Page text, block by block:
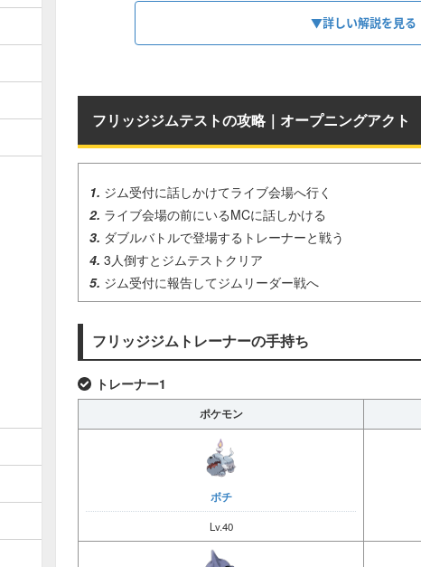
▼詳しい解説を見る
①
フリッジジムテストの攻略｜オープニングアクト
ジム受付に話しかけてライブ会場へ行く
ライブ会場の前にいるMCに話しかける
ダブルバトルで登場するトレーナーと戦う
3人倒すとジムテストクリア
ジム受付に報告してジムリーダー戦へ
フリッジジムトレーナーの手持ち
トレーナー1
ポケモン
ボチ
Lv.40